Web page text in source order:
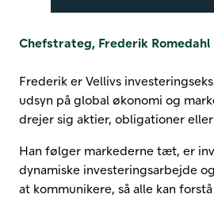
Chefstrateg, Frederik Romedahl
Frederik er Vellivs
udsyn på global økonomi og
drejer sig aktier, obligationer
Han følger markederne tæt, er
dynamiske investeringsarbejde
at kommunikere, så alle kan forstå